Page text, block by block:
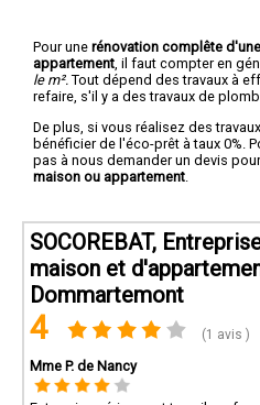
Pour une rénovation complête
appartement , il faut compter en
le m². Tout dépend des travaux à
refaire, s'il y a des travaux de
De plus, si vous réalisez des
bénéficier de l'éco-prêt à taux 0%.
pas à nous demander un devis
maison ou appartement
SOCOREBAT,
maison et
Dommartemont
4 (1 avis )
Mme P. de Nancy